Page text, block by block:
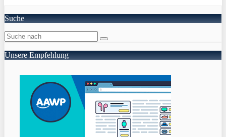
Suche
Unsere Empfehlung